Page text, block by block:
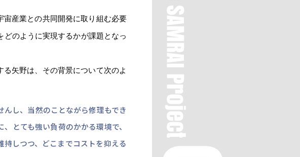
産業との共同開発に取り組む必要
のように実現するかが課題となっ
矢野は、その背景について次のよ
んし、当然のことながら修理もでき
とても強い負荷のかかる環境で、
しつつ、どこまでコストを抑える